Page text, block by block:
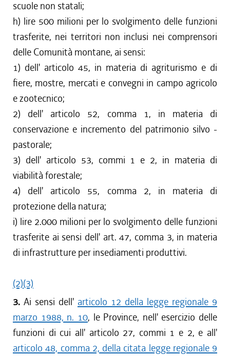
scuole non statali;
h) lire 500 milioni per lo svolgimento delle funzioni
trasferite, nei territori non inclusi nei comprensori
delle Comunità montane, ai sensi:
1) dell' articolo 45, in materia di agriturismo e di
fiere, mostre, mercati e convegni in campo agricolo
e zootecnico;
2) dell' articolo 52, comma 1, in materia di
conservazione e incremento del patrimonio silvo -
pastorale;
3) dell' articolo 53, commi 1 e 2, in materia di
viabilità forestale;
4) dell' articolo 55, comma 2, in materia di
protezione della natura;
i) lire 2.000 milioni per lo svolgimento delle funzioni
trasferite ai sensi dell' art. 47, comma 3, in materia
di infrastrutture per insediamenti produttivi.
(2)(3)
3. Ai sensi dell' articolo 12 della legge regionale 9
marzo 1988, n. 10, le Province, nell' esercizio delle
funzioni di cui all' articolo 27, commi 1 e 2, e all'
articolo 48, comma 2, della citata legge regionale 9